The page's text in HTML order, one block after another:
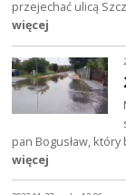
przejechać ulicą
więcej
pan Bogusław, który
więcej